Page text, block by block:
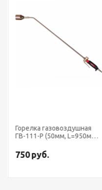
Горелка газовоздушная
ГВ-111-Р (50мм, L=950мм,
750 руб.